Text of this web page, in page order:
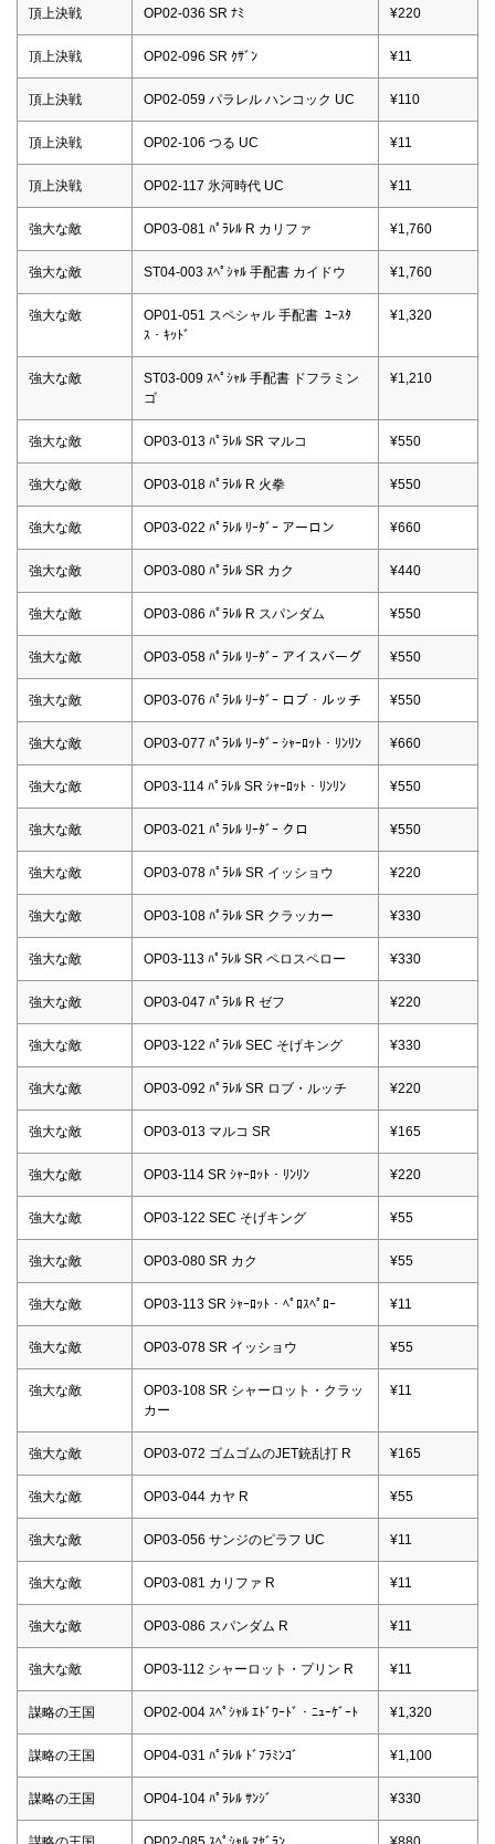
頂上決戦 OP02-036 SR ﾅﾐ ¥220
頂上決戦 OP02-096 SR ｸｻﾞﾝ ¥11
頂上決戦 OP02-059 パラレル ハンコック UC ¥110
頂上決戦 OP02-106 つる UC ¥11
頂上決戦 OP02-117 氷河時代 UC ¥11
強大な敵 OP03-081 ﾊﾟﾗﾚﾙ R カリファ ¥1,760
強大な敵 ST04-003 ｽﾍﾟｼｬﾙ 手配書 カイドウ ¥1,760
強大な敵
OP01-051 スペシャル 手配書 ﾕｰｽﾀ
ｽ・ｷｯﾄﾞ
¥1,320
強大な敵
ST03-009 ｽﾍﾟｼｬﾙ 手配書 ドフラミン
ゴ
¥1,210
強大な敵 OP03-013 ﾊﾟﾗﾚﾙ SR マルコ ¥550
強大な敵 OP03-018 ﾊﾟﾗﾚﾙ R 火拳 ¥550
強大な敵 OP03-022 ﾊﾟﾗﾚﾙ ﾘｰﾀﾞｰ アーロン ¥660
強大な敵 OP03-080 ﾊﾟﾗﾚﾙ SR カク ¥440
強大な敵 OP03-086 ﾊﾟﾗﾚﾙ R スパンダム ¥550
強大な敵 OP03-058 ﾊﾟﾗﾚﾙ ﾘｰﾀﾞｰ アイスバーグ ¥550
強大な敵 OP03-076 ﾊﾟﾗﾚﾙ ﾘｰﾀﾞｰ ロブ・ルッチ ¥550
強大な敵 OP03-077 ﾊﾟﾗﾚﾙ ﾘｰﾀﾞｰ ｼｬｰﾛｯﾄ・ﾘﾝﾘﾝ ¥660
強大な敵 OP03-114 ﾊﾟﾗﾚﾙ SR ｼｬｰﾛｯﾄ・ﾘﾝﾘﾝ ¥550
強大な敵 OP03-021 ﾊﾟﾗﾚﾙ ﾘｰﾀﾞｰ クロ ¥550
強大な敵 OP03-078 ﾊﾟﾗﾚﾙ SR イッショウ ¥220
強大な敵 OP03-108 ﾊﾟﾗﾚﾙ SR クラッカー ¥330
強大な敵 OP03-113 ﾊﾟﾗﾚﾙ SR ペロスペロー ¥330
強大な敵 OP03-047 ﾊﾟﾗﾚﾙ R ゼフ ¥220
強大な敵 OP03-122 ﾊﾟﾗﾚﾙ SEC そげキング ¥330
強大な敵 OP03-092 ﾊﾟﾗﾚﾙ SR ロブ・ルッチ ¥220
強大な敵 OP03-013 マルコ SR ¥165
強大な敵 OP03-114 SR ｼｬｰﾛｯﾄ・ﾘﾝﾘﾝ ¥220
強大な敵 OP03-122 SEC そげキング ¥55
強大な敵 OP03-080 SR カク ¥55
強大な敵 OP03-113 SR ｼｬｰﾛｯﾄ・ﾍﾟﾛｽﾍﾟﾛｰ ¥11
強大な敵 OP03-078 SR イッショウ ¥55
強大な敵
OP03-108 SR シャーロット・クラッ
カー
¥11
強大な敵 OP03-072 ゴムゴムのJET銃乱打 R ¥165
強大な敵 OP03-044 カヤ R ¥55
強大な敵 OP03-056 サンジのピラフ UC ¥11
強大な敵 OP03-081 カリファ R ¥11
強大な敵 OP03-086 スパンダム R ¥11
強大な敵 OP03-112 シャーロット・プリン R ¥11
謀略の王国 OP02-004 ｽﾍﾟｼｬﾙ ｴﾄﾞﾜｰﾄﾞ・ﾆｭｰｹﾞｰﾄ ¥1,320
謀略の王国 OP04-031 ﾊﾟﾗﾚﾙ ﾄﾞﾌﾗﾐﾝｺﾞ ¥1,100
謀略の王国 OP04-104 ﾊﾟﾗﾚﾙ ｻﾝｼﾞ ¥330